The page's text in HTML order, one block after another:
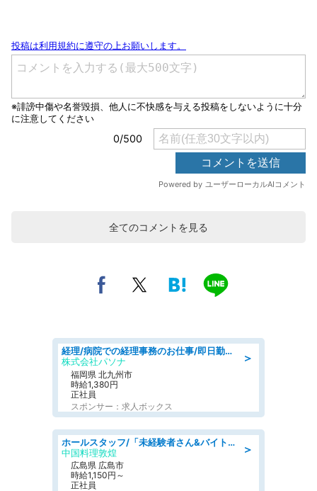
全てのコメントを見る
＞
経理/病院での経理事務のお仕事/即日勤務可/車通勤可/経理/一般事務
株式会社パソナ
福岡県 北九州市
時給1,380円
正社員
スポンサー：求人ボックス
＞
ホールスタッフ/「未経験者さん&バイトデビューも大歓迎」残業ほぼなし×1日3時間〜勤務OK!フォロー体制も充実/広島県/広島市南区
中国料理敦煌
広島県 広島市
時給1,150円～
正社員